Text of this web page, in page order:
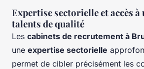
Expertise sectorielle et accès à
talents de qualité
Les cabinets de recrutement à
une expertise sectorielle
permet de cibler précisément les